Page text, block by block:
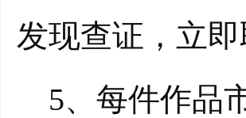
发现查证，立
5、每件作品